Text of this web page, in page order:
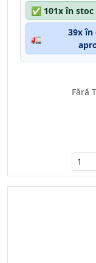
✅ 101x în
🚛
39x în
Fără